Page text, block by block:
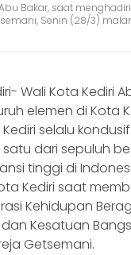
Bakar, saat
Senin (28/3)
Wali Kota Kediri
elemen di Kota
selalu
satu dari sepuluh
tinggi di
Kediri saat
Kehidupan
Kesatuan
Getsemani.